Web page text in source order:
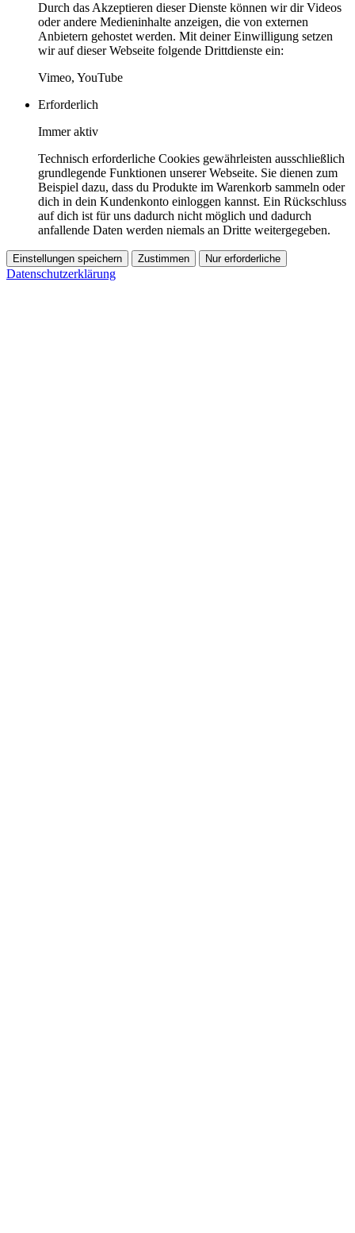
Durch das Akzeptieren dieser Dienste können wir dir Videos
oder andere Medieninhalte anzeigen, die von externen
Anbietern gehostet werden. Mit deiner Einwilligung setzen
wir auf dieser Webseite folgende Drittdienste ein:
Vimeo, YouTube
Erforderlich
Immer aktiv
Technisch erforderliche Cookies gewährleisten ausschließlich
grundlegende Funktionen unserer Webseite. Sie dienen zum
Beispiel dazu, dass du Produkte im Warenkorb sammeln oder
dich in dein Kundenkonto einloggen kannst. Ein Rückschluss
auf dich ist für uns dadurch nicht möglich und dadurch
anfallende Daten werden niemals an Dritte weitergegeben.
Einstellungen speichern Zustimmen Nur erforderliche
Datenschutzerklärung